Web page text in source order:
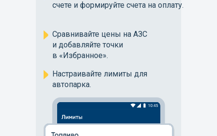
счете и формируйте счета на оплату.
Сравнивайте цены на АЗС
и добавляйте точки
в «Избранное».
Настраивайте лимиты для
автопарка.